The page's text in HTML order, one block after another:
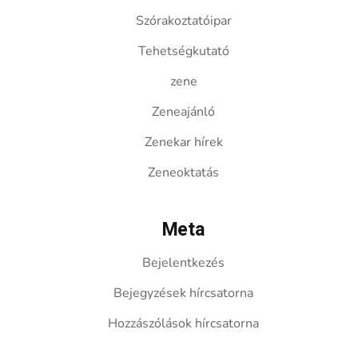
Szórakoztatóipar
Tehetségkutató
zene
Zeneajánló
Zenekar hírek
Zeneoktatás
Meta
Bejelentkezés
Bejegyzések hírcsatorna
Hozzászólások hírcsatorna